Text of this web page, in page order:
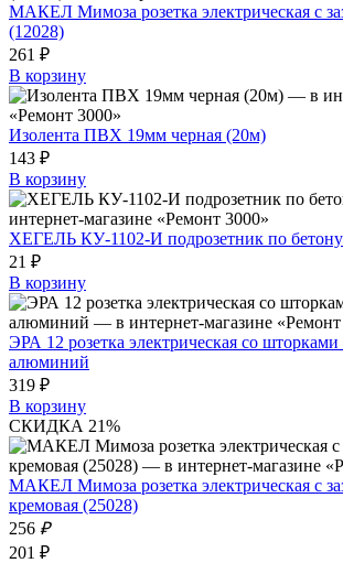
МАКЕЛ Мимоза розетка электрическая с
(12028)
261 ₽
В корзину
Изолента ПВХ 19мм черная (20м)
143 ₽
В корзину
ХЕГЕЛЬ КУ-1102-И подрозетник по
21 ₽
В корзину
ЭРА 12 розетка электрическая со
алюминий
319 ₽
В корзину
СКИДКА 21%
МАКЕЛ Мимоза розетка электрическая с
кремовая (25028)
256 ₽
201 ₽